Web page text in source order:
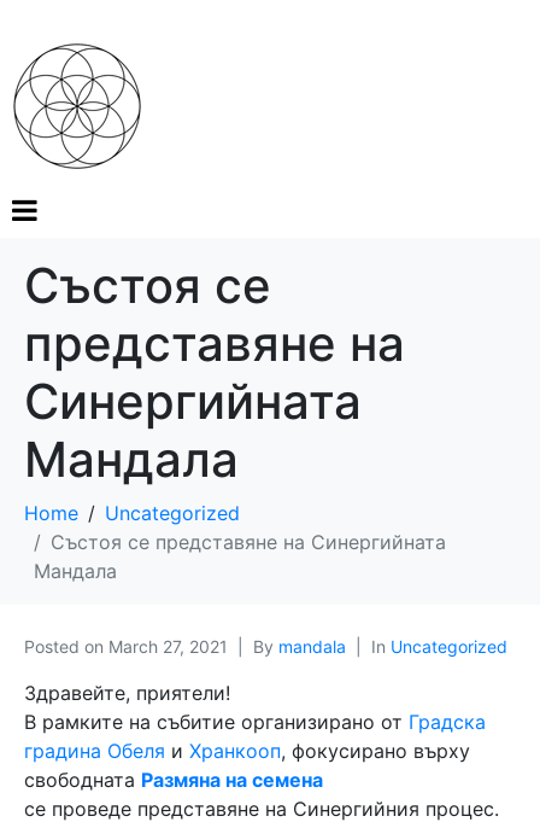
Състоя се
представяне на
Синергийната
Мандала
Home
Uncategorized
Състоя се представяне на Синергийната
Мандала
Posted on March 27, 2021 By mandala In Uncategorized
Здравейте, приятели!
В рамките на събитие организирано от Градска
градина Обеля и Хранкооп, фокусирано върху
свободната Размяна на семена
се проведе представяне на Синергийния процес.